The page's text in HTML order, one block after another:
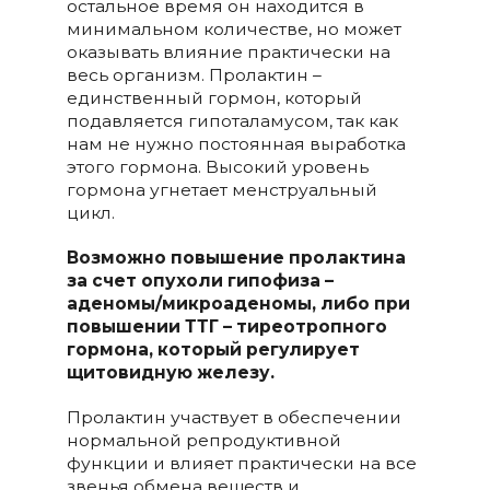
остальное время он находится в
минимальном количестве, но может
оказывать влияние практически на
весь организм. Пролактин –
единственный гормон, который
подавляется гипоталамусом, так как
нам не нужно постоянная выработка
этого гормона. Высокий уровень
гормона угнетает менструальный
цикл.
Возможно повышение пролактина
за счет опухоли гипофиза –
аденомы/микроаденомы, либо при
повышении ТТГ – тиреотропного
гормона, который регулирует
щитовидную железу.
Пролактин участвует в обеспечении
нормальной репродуктивной
функции и влияет практически на все